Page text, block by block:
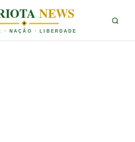
NEWS
· NAÇÃO · LIBERDADE